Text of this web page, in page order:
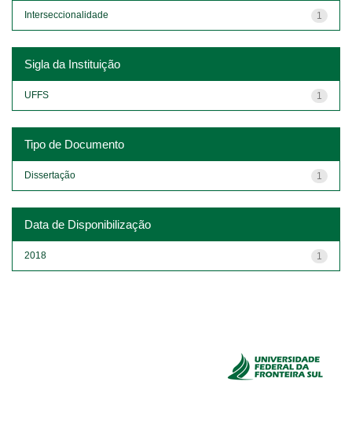
1
Interseccionalidade
Sigla da Instituição
1
UFFS
Tipo de Documento
1
Dissertação
Data de Disponibilização
1
2018